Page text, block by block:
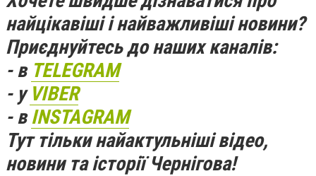
найцікавіші і найважливіші новини?
Приєднуйтесь до наших каналів:
- в TELEGRAM
- у VIBER
- вINSTAGRAM
Тут тільки найактульніші відео,
новини та історії Чернігова!